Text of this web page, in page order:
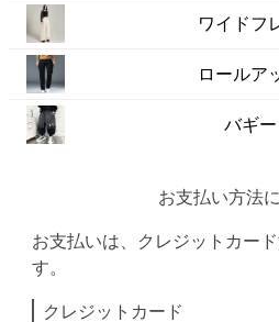
ワイドフ
ロールア
バギー
お支払い方法
お支払いは、クレジットカー
す。
クレジットカード